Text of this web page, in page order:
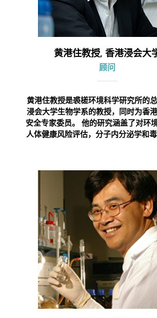
黄港住教授, 香港浸会大
顾问
黄港住教授是裘槎环境科学研究所的
浸会大学生物学系的教授，同时为香
安全专家委员。 他的研究涵盖了对环
人体健康风险评估，分子内分泌学和